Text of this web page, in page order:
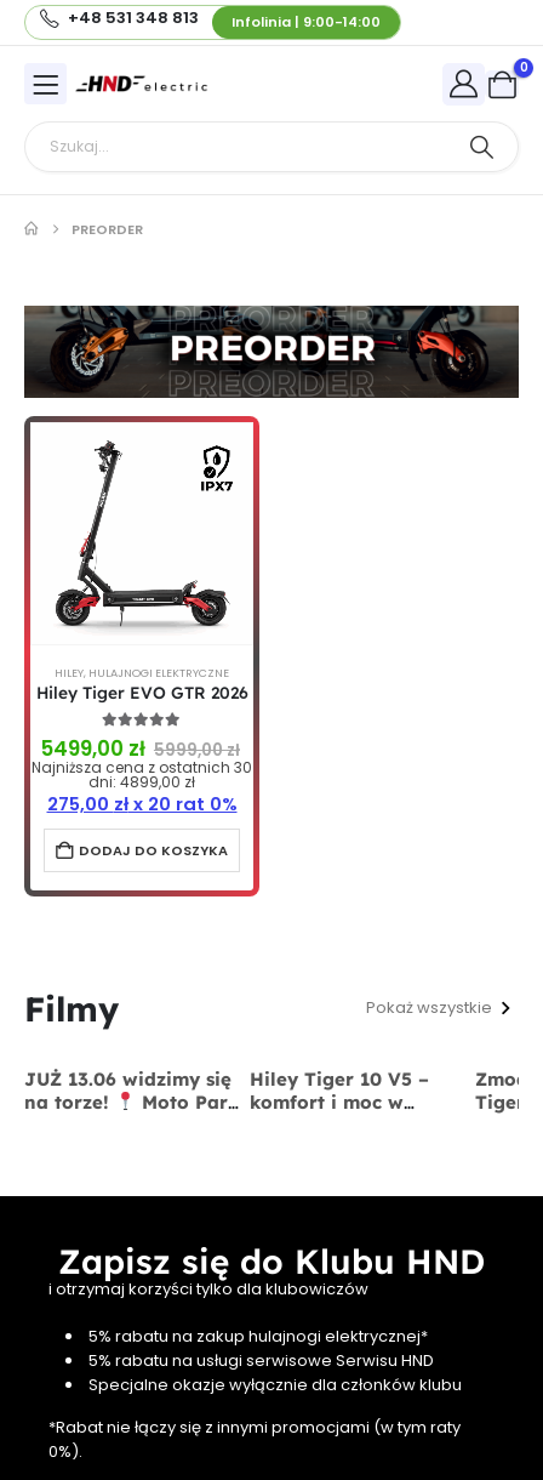
+48 531 348 813 Infolinia | 9:00-14:00
0
PREORDER
HILEY, HULAJNOGI ELEKTRYCZNE
Hiley Tiger EVO GTR 2026
4.96 out of 5
5499,00 zł 5999,00zł
Najniższa cena z ostatnich 30
dni: 4899,00 zł
275,00 złx 20 rat 0%
DODAJ DO KOSZYKA
Filmy Pokaż wszystkie
JUŻ 13.06 widzimy się
na torze!
Moto Park
Hiley Tiger 10 V5 –
komfort i moc w
Tiger
Zapisz się do Klubu HND
i otrzymaj korzyści tylko dla klubowiczów
5% rabatu na zakup hulajnogi elektrycznej*
5% rabatu na usługi serwisowe Serwisu HND
Specjalne okazje wyłącznie dla członków klubu
*Rabat nie łączy się z innymi promocjami (w tym raty
0%).